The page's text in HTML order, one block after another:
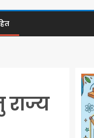
राज्य